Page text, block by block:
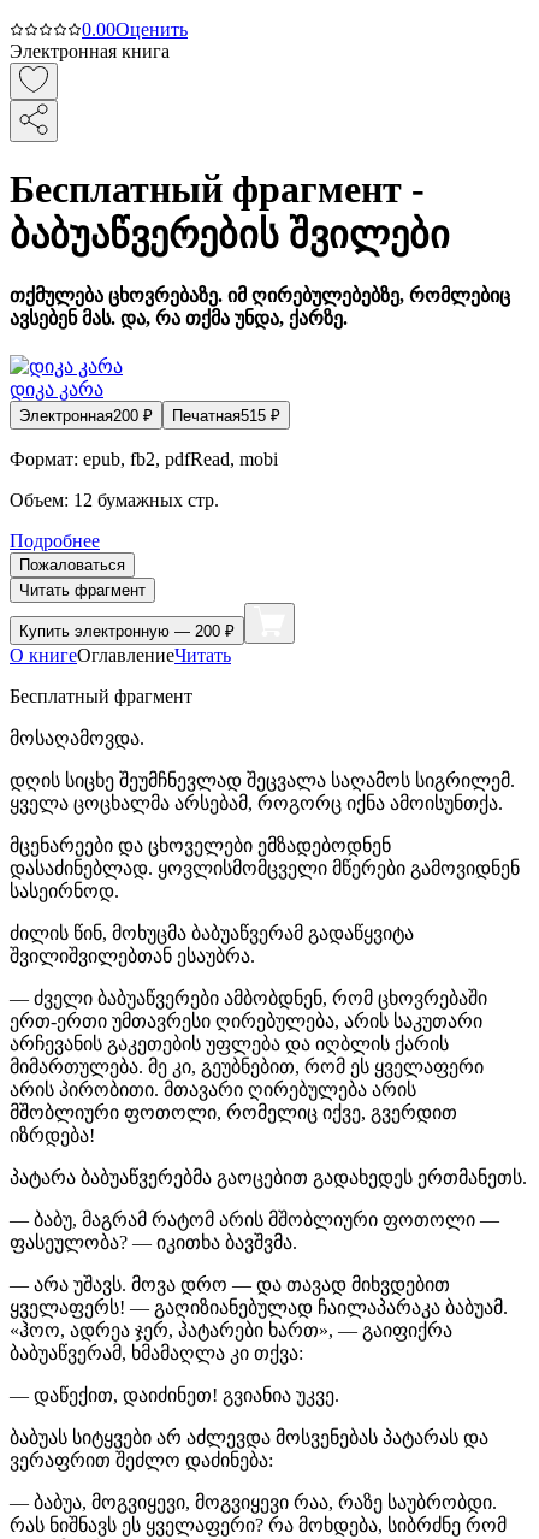
0.00Оценить
Электронная книга
Бесплатный фрагмент -
ბაბუაწვერების შვილები
თქმულება ცხოვრებაზე. იმ ღირებულებებზე, რომლებიც
ავსებენ მას. და, რა თქმა უნდა, ქარზე.
დიკა კარა
Электронная200 ₽ Печатная515 ₽
Формат: epub, fb2, pdfRead, mobi
Объем: 12 бумажных стр.
Подробнее
Пожаловаться
Читать фрагмент
Купить электронную — 200 ₽
О книгеОглавлениеЧитать
Бесплатный фрагмент
მოსაღამოვდა.
დღის სიცხე შეუმჩნევლად შეცვალა საღამოს სიგრილემ.
ყველა ცოცხალმა არსებამ, როგორც იქნა ამოისუნთქა.
მცენარეები და ცხოველები ემზადებოდნენ
დასაძინებლად. ყოვლისმომცველი მწერები გამოვიდნენ
სასეირნოდ.
ძილის წინ, მოხუცმა ბაბუაწვერამ გადაწყვიტა
შვილიშვილებთან ესაუბრა.
— ძველი ბაბუაწვერები ამბობდნენ, რომ ცხოვრებაში
ერთ-ერთი უმთავრესი ღირებულება, არის საკუთარი
არჩევანის გაკეთების უფლება და იღბლის ქარის
მიმართულება. მე კი, გეუბნებით, რომ ეს ყველაფერი
არის პირობითი. მთავარი ღირებულება არის
მშობლიური ფოთოლი, რომელიც იქვე, გვერდით
იზრდება!
პატარა ბაბუაწვერებმა გაოცებით გადახედეს ერთმანეთს.
— ბაბუ, მაგრამ რატომ არის მშობლიური ფოთოლი —
ფასეულობა? — იკითხა ბავშვმა.
— არა უშავს. მოვა დრო — და თავად მიხვდებით
ყველაფერს! — გაღიზიანებულად ჩაილაპარაკა ბაბუამ.
«ჰოო, ადრეა ჯერ, პატარები ხართ», — გაიფიქრა
ბაბუაწვერამ, ხმამაღლა კი თქვა:
— დაწექით, დაიძინეთ! გვიანია უკვე.
ბაბუას სიტყვები არ აძლევდა მოსვენებას პატარას და
ვერაფრით შეძლო დაძინება:
— ბაბუა, მოგვიყევი, მოგვიყევი რაა, რაზე საუბრობდი.
რას ნიშნავს ეს ყველაფერი? რა მოხდება, სიბრძნე რომ